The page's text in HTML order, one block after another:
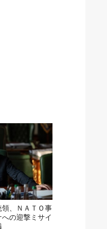
、ＮＡＴＯ事
の迎撃ミサイ